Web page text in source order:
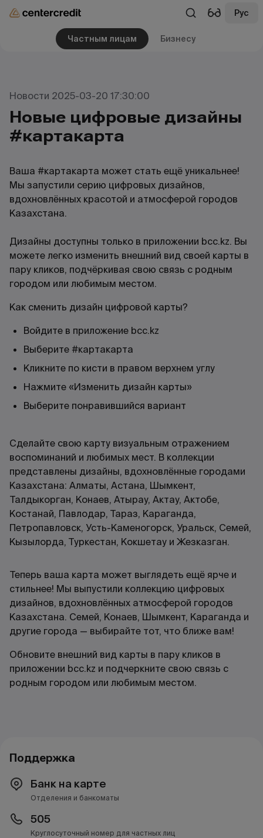
Рус
Частным лицам Бизнесу
Новости 2025-03-20 17:30:00
Новые цифровые дизайны
#картакарта
Ваша #картакарта может стать ещё уникальнее!
Мы запустили серию цифровых дизайнов,
вдохновлённых красотой и атмосферой городов
Казахстана.
Дизайны доступны только в приложении bcc.kz. Вы
можете легко изменить внешний вид своей карты в
пару кликов, подчёркивая свою связь с родным
городом или любимым местом.
Как сменить дизайн цифровой карты?
Войдите в приложение bcc.kz
Выберите #картакарта
Кликните по кисти в правом верхнем углу
Нажмите «Изменить дизайн карты»
Выберите понравившийся вариант
Сделайте свою карту визуальным отражением
воспоминаний и любимых мест. В коллекции
представлены дизайны, вдохновлённые городами
Казахстана: Алматы, Астана, Шымкент,
Талдыкорган, Конаев, Атырау, Актау, Актобе,
Костанай, Павлодар, Тараз, Караганда,
Петропавловск, Усть-Каменогорск, Уральск, Семей,
Кызылорда, Туркестан, Кокшетау и Жезказган.
Теперь ваша карта может выглядеть ещё ярче и
стильнее! Мы выпустили коллекцию цифровых
дизайнов, вдохновлённых атмосферой городов
Казахстана. Семей, Конаев, Шымкент, Караганда и
другие города — выбирайте тот, что ближе вам!
Обновите внешний вид карты в пару кликов в
приложении bcc.kz и подчеркните свою связь с
родным городом или любимым местом.
Поддержка
Банк на карте
Отделения и банкоматы
505
Круглосуточный номер для частных лиц